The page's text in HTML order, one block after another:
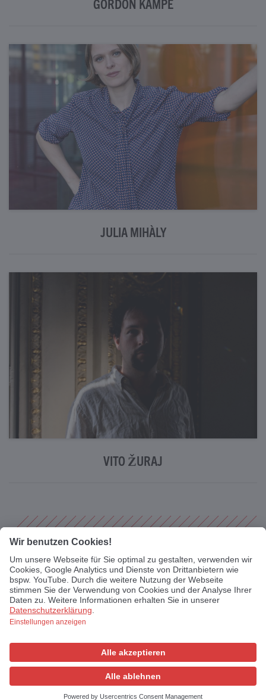
JULIA MIHÀLY
Mehr Informationen
VITO ŽURAJ
IMPRESSUM DATENSCHUTZ
InstagramFacebookYouTubeTikTok
© 2026 DEUTSCHER MUSIKAUTOR*INNENPREIS.